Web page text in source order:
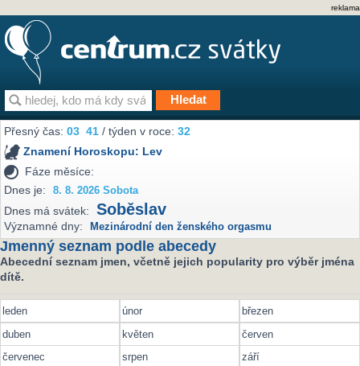
reklama
Přesný čas:03 41 / týden v roce:32
Znamení Horoskopu: Lev
Fáze měsíce:
Dnes je:
8. 8. 2026 Sobota
Dnes má svátek: Soběslav
Významné dny: Mezinárodní den ženského orgasmu
Jmenný seznam podle abecedy
Abecední seznam jmen, včetně jejich popularity pro výběr jména
dítě.
leden únor
březen
duben
květen
červen
červenec
srpen
září